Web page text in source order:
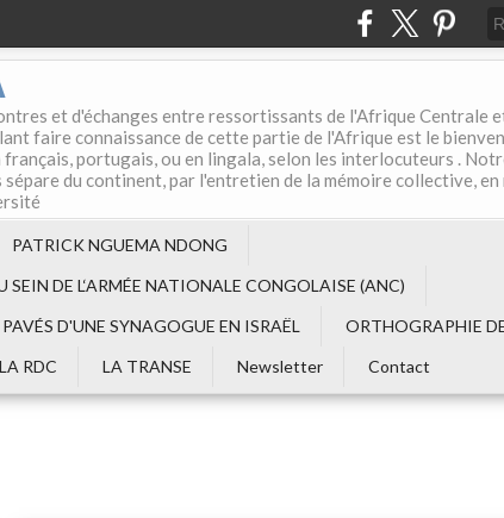
et d'échanges entre ressortissants de l'Afrique Centrale
faire connaissance de cette partie de l'Afrique est le
portugais, ou en lingala, selon les interlocuteurs .
du continent, par l'entretien de la mémoire collective,
PATRICK NGUEMA NDONG
SEIN DE L‘ARMÉE NATIONALE CONGOLAISE (ANC)
D'UNE SYNAGOGUE EN ISRAËL
ORTHOGRAPHIE
RDC
LA TRANSE Newsletter Contact